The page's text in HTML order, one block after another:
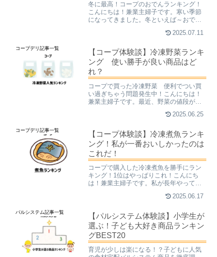
冬に最高！コープのおでんランキング！
こんにちは！兼業主婦子です。寒い季節
になってきました。冬といえば～おでん
やっているコープデリで購入した数々の
る気になりました。コープ...
2025.07.11
コープデリ記事一覧
【コープ体験談】冷凍野菜ランキ
ング 使い勝手が良い商品はど
れ？
コープで買った冷凍野菜 便利でつい買
い過ぎちゃう問題発生中！こんにちは！
兼業主婦子です。最近、野菜の値段が上
すよね。一昔前までは、ほうれん草や小
ワンコインでは買えな...
2025.06.25
コープデリ記事一覧
【コープ体験談】冷凍煮魚ランキ
ング！私が一番おいしかったのは
これだ！
コープで購入した冷凍煮魚を勝手にラン
キング！1位はやっぱりこれ！こんにち
は！兼業主婦子です。私が長年やってい
できる食材がたくさんあります。簡単料
冷凍食品、冷凍弁当など、...
2025.06.17
パルシステム記事一覧
【パルシステム体験談】小学生が
選ぶ！子ども大好き商品ランキン
グBEST20
育児が少しは楽になる！？子どもに人気